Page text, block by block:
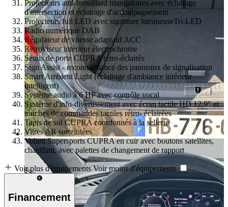
Projecteurs anti-brouillard triangulaires avec éclairage
d'intersection et éclairage d'accompagnement
Projecteurs full LED avec signature lumineuseTri-LED
Radio numérique DAB
Régulateur de vitesse adaptatif ACC
Rétroviseur intérieur électrochrome
Seuils de porte CUPRA rétro-éclairés
Sign Assist - reconnaissance des panneaux de signalisation
Smart Ambient Light (éclairage d'ambiance intérieur
intelligent)
Système audio à 6 HP avec contrôle vocal
Système d'info-divertissement avec écran tactile HD 12,9" et
touches de commandes tactiles rétro- éclairées
Tapis de sol CUPRA coordonnés à la sellerie
Vitres AR surteintées
Volant Supersports CUPRA en cuir avec boutons satellites,
chauffant, avec palettes de changement de rapport
Voir plus d'équipements Voir moins d'équipements
Financement